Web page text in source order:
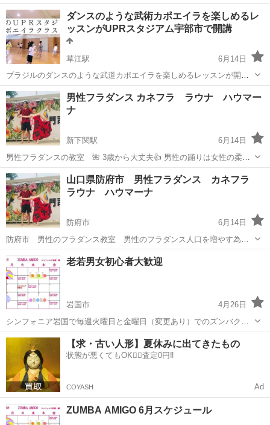
弟 姉妹 🤭 フラダンス 初めてみよう🌺 新規開講につき生徒さん大
募集😍 先ずは体験会を予定してます👍 期日未定🤭 対象年齢3歳から🙆
少しでも興味あれ...
山口 防府市 フラダンス 夫婦
ダンスのような武術カポエイラを楽しめるレ
ッスンがUPRスタジアム宇部市で開講
草江駅
6月14日
ブラジルのダンスのような武道カポエイラを楽しめるレッスンが開
講！ ！ ブラジル発祥のカポエイラは格闘技、ダンス、アクロバット、
音楽などの様々な要素が合わさったもので、スポーツ、パフォーマン
ス、学びの場、生き方そのもの...
山口 宇部市 草江駅 ダンス カポエイラ
男性フラダンス カネフラ ラウナ ハウマー
ナ
新下関駅
6月14日
男性フラダンスの教室 🌺 3歳から大丈夫👍 男性の踊りは女性の柔ら
かい踊りとは違い 力強く踊ります🌴 日頃の運動不足解消 足腰の鍛錬
にどうでしょうか？ 下関菊川ベルチャン体育館 毎月第2第4日曜日 13
時か...
山口 下関市 新下関駅 フラダンス 男性
山口県防府市 男性フラダンス カネフラ
ラウナ ハウマーナ
防府市
6月14日
防府市 男性のフラダンス教室 男性のフラダンス人口を増やす為
日々奮闘中 3歳から男子フラダンスとは言っても男性に限らず女性Ｏ
Ｋ 家族・姉妹・兄弟・恋人同士ＯＫ 会場 イオンタウン防府２階カル
チャー教室 毎月第１.第３...
山口 フラダンス 男性
老若男女初心者大歓迎
岩国市
4月26日
シンフォニア岩国で毎週火曜日と金曜日（変更あり）でのズンバクラ
スです^_^ 基本をしっかりします🤗 あまり飛び跳ねないのでご年配の
方初心者の方も大歓迎🥳 お問合せはシンフォニア岩国にお願いします
^_^ 是非無料体験に来てくだ...
山口 岩国市 ズンバ 初心者
【求・古い人形】夏休みに出てきたもの
状態が悪くてもOK🙆‍♀️査定0円‼️
COYASH Ad
ZUMBA AMIGO 6月スケジュール